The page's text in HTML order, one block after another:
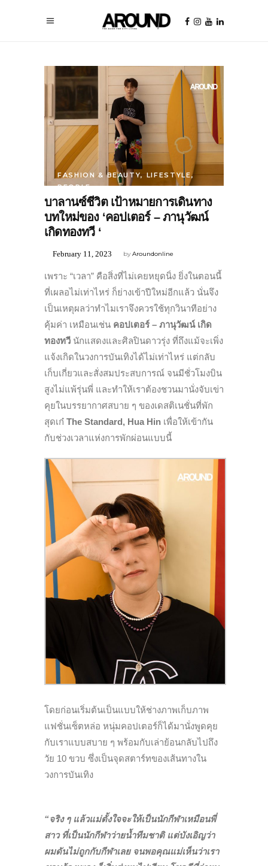
FASHION & BEAUTY, LIFESTYLE,
PEOPLE
บาลานซ์ชีวิต เป้าหมายการเดินทาง
บทใหม่ของ ‘คอปเตอร์ – ภานุวัฒน์
เกิดทองทวี ‘
byAroundonline
February 11, 2023
เพราะ “เวลา” คือสิ่งที่ไม่เคยหยุดนิ่ง ยิ่งในตอนนี้
ที่เผลอไม่เท่าไหร่ ก็ย่างเข้าปีใหม่อีกแล้ว นั่นจึง
เป็นเหตุผลว่าทำไมเราจึงควรใช้ทุกวินาทีอย่าง
คุ้มค่า เหมือนเช่น คอปเตอร์ – ภานุวัฒน์ เกิด
ทองทวี นักแสดงและศิลปินดาวรุ่ง ที่ถึงแม้จะเพิ่ง
แจ้งเกิดในวงการบันเทิงได้ไม่เท่าไหร่ แต่กลับ
เก็บเกี่ยวและสั่งสมประสบการณ์ จนมีชั่วโมงบิน
สูงไม่แพ้รุ่นพี่ และทำให้เราต้องชวนมานั่งจับเข่า
คุยในบรรยากาศสบาย ๆ ของเดสติเนชั่นที่พัก
สุดเก๋ The Standard, Hua Hin เพื่อให้เข้ากัน
กับช่วงเวลาแห่งการพักผ่อนแบบนี้
โดยก่อนเริ่มต้นเป็นแบบให้ช่างภาพเก็บภาพ
แฟชั่นเซ็ตหล่อ หนุ่มคอปเตอร์ก็ได้มานั่งพูดคุย
กับเราแบบสบาย ๆ พร้อมกับเล่าย้อนกลับไปถึง
วัย 10 ขวบ ซึ่งเป็นจุดสตาร์ทของเส้นทางใน
วงการบันเทิง
“จริง ๆ แล้วแม่ตั้งใจจะให้เป็นนักกีฬาเหมือนพี่
สาว ที่เป็นนักกีฬาว่ายน้ำทีมชาติ แต่บังเอิญว่า
ผมดันไม่ถูกกับกีฬาเลย จนพอคุณแม่เห็นว่าเรา